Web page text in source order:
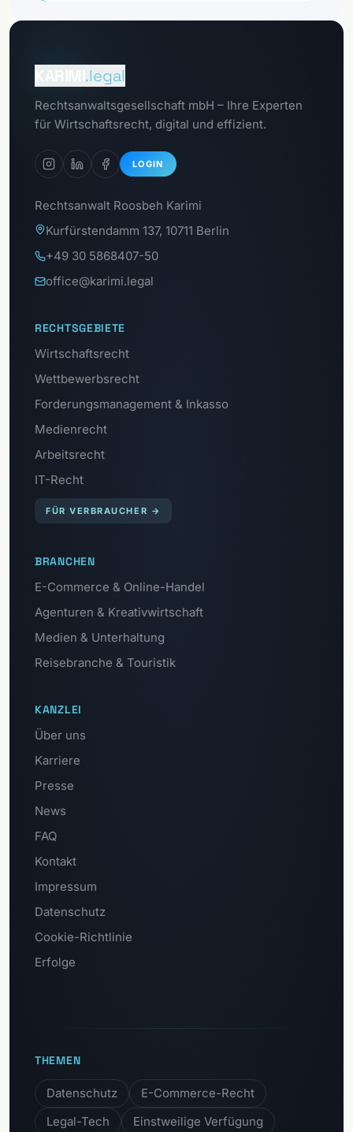
.legal
Rechtsanwaltsgesellschaft mbH – Ihre Experten
für Wirtschaftsrecht, digital und effizient.
LOGIN
Zum
Datenschutzportal
Rechtsanwalt Roosbeh Karimi
Kurfürstendamm 137, 10711 Berlin
+49 30 5868407-50
office@karimi.legal
RECHTSGEBIETE
Wirtschaftsrecht
Wettbewerbsrecht
Forderungsmanagement & Inkasso
Medienrecht
Arbeitsrecht
IT-Recht
FÜR VERBRAUCHER →
BRANCHEN
E-Commerce & Online-Handel
Agenturen & Kreativwirtschaft
Medien & Unterhaltung
Reisebranche & Touristik
KANZLEI
Über uns
Karriere
Presse
News
FAQ
Kontakt
Impressum
Datenschutz
Cookie-Richtlinie
Erfolge
THEMEN
Datenschutz
E-Commerce-Recht
Legal-Tech
Einstweilige Verfügung